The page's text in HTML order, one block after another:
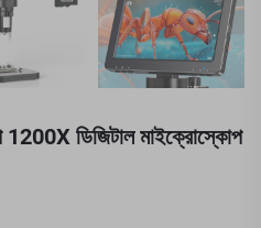
1200X ডিজিটাল মাইক্রোস্কোপ